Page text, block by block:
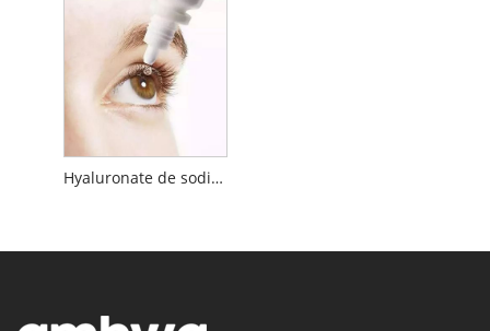
Hyaluronate de sodium de qualité médicale